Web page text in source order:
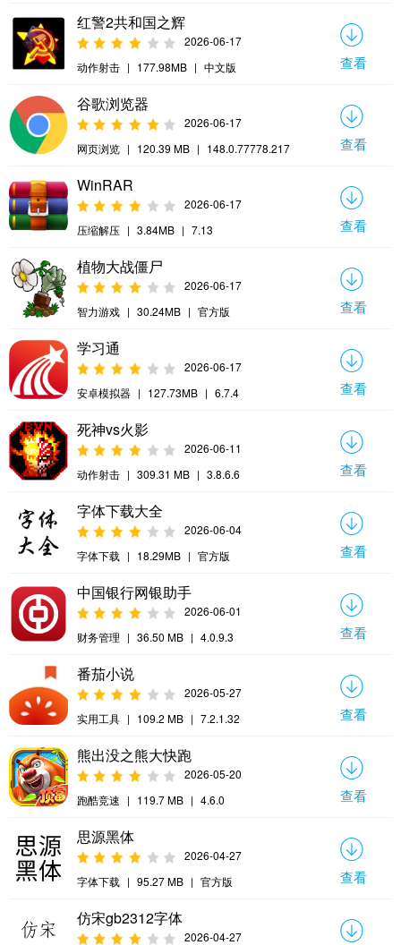
红警2共和国之辉
2026-06-17
动作射击 | 177.98MB | 中文版 查看
谷歌浏览器
2026-06-17
网页浏览 | 120.39 MB | 148.0.77778.217 查看
WinRAR
2026-06-17
压缩解压 | 3.84MB | 7.13 查看
植物大战僵尸
2026-06-17
智力游戏 | 30.24MB | 官方版 查看
学习通
2026-06-17
安卓模拟器 | 127.73MB | 6.7.4 查看
死神vs火影
2026-06-11
动作射击 | 309.31 MB | 3.8.6.6 查看
字体下载大全
2026-06-04
字体下载 | 18.29MB | 官方版 查看
中国银行网银助手
2026-06-01
财务管理 | 36.50 MB | 4.0.9.3 查看
番茄小说
2026-05-27
实用工具 | 109.2 MB | 7.2.1.32 查看
熊出没之熊大快跑
2026-05-20
跑酷竞速 | 119.7 MB | 4.6.0 查看
思源黑体
2026-04-27
字体下载 | 95.27 MB | 官方版 查看
仿宋gb2312字体
2026-04-27